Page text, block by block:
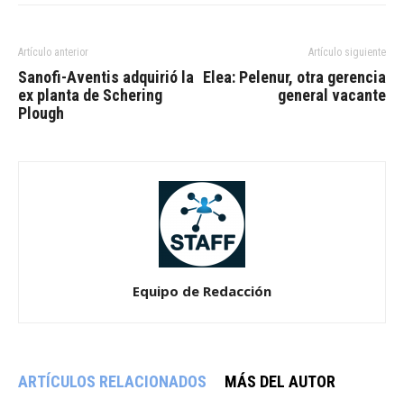
Artículo anterior
Sanofi-Aventis adquirió la
ex planta de Schering
Plough
Artículo siguiente
Elea: Pelenur, otra gerencia
general vacante
Equipo de Redacción
ARTÍCULOS RELACIONADOS MÁS DEL AUTOR